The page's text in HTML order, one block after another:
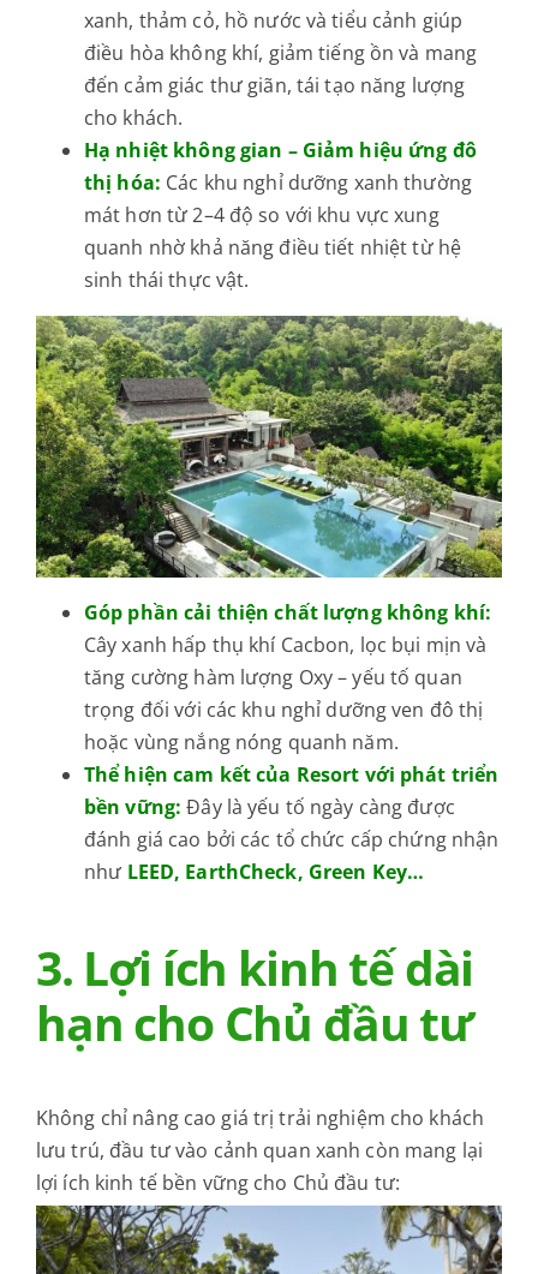
xanh, thảm cỏ, hồ nước và tiểu cảnh giúp
điều hòa không khí, giảm tiếng ồn và mang
đến cảm giác thư giãn, tái tạo năng lượng
cho khách.
Hạ nhiệt không gian – Giảm hiệu ứng đô
thị hóa: Các khu nghỉ dưỡng xanh thường
mát hơn từ 2–4 độ so với khu vực xung
quanh nhờ khả năng điều tiết nhiệt từ hệ
sinh thái thực vật.
Góp phần cải thiện chất lượng không khí:
Cây xanh hấp thụ khí Cacbon, lọc bụi mịn và
tăng cường hàm lượng Oxy – yếu tố quan
trọng đối với các khu nghỉ dưỡng ven đô thị
hoặc vùng nắng nóng quanh năm.
Thể hiện cam kết của Resort với phát triển
bền vững: Đây là yếu tố ngày càng được
đánh giá cao bởi các tổ chức cấp chứng nhận
như LEED, EarthCheck, Green Key…
3. Lợi ích kinh tế dài
hạn cho Chủ đầu tư
Không chỉ nâng cao giá trị trải nghiệm cho khách
lưu trú, đầu tư vào cảnh quan xanh còn mang lại
lợi ích kinh tế bền vững cho Chủ đầu tư: